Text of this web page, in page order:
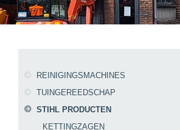
REINIGINGSMACHINES
TUINGEREEDSCHAP
STIHL PRODUCTEN
KETTINGZAGEN